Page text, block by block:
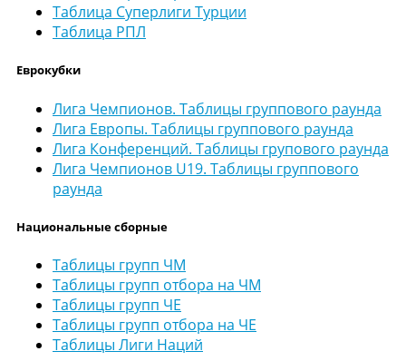
Таблица Суперлиги Турции
Таблица РПЛ
Еврокубки
Лига Чемпионов. Таблицы группового раунда
Лига Европы. Таблицы группового раунда
Лига Конференций. Таблицы групового раунда
Лига Чемпионов U19. Таблицы группового
раунда
Национальные сборные
Таблицы групп ЧМ
Таблицы групп отбора на ЧМ
Таблицы групп ЧЕ
Таблицы групп отбора на ЧЕ
Таблицы Лиги Наций